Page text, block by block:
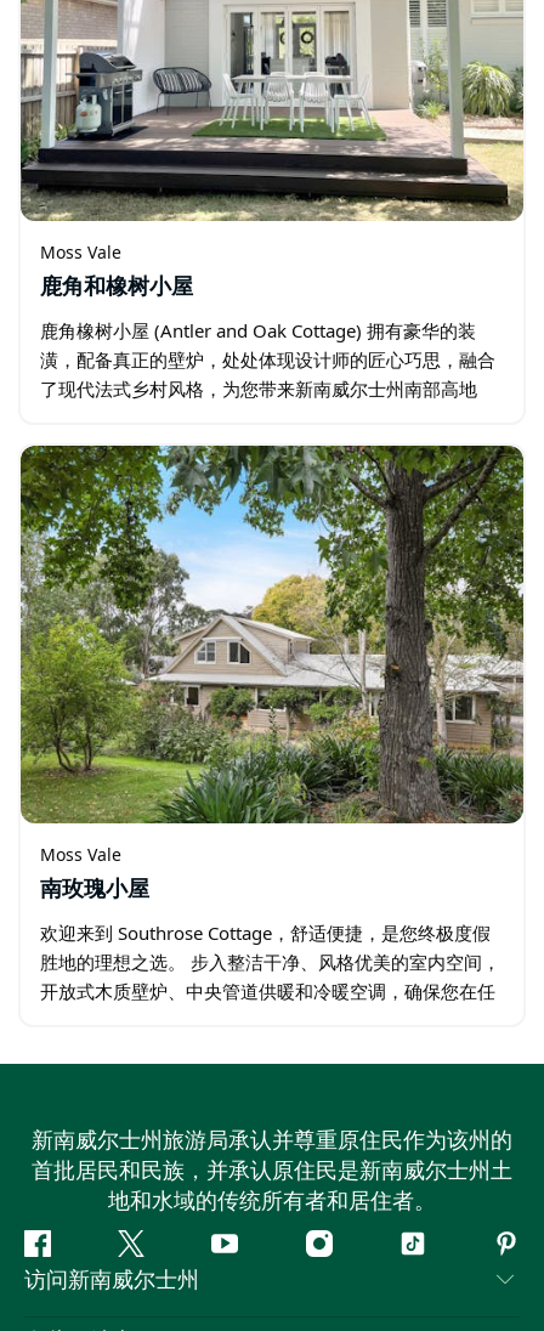
Moss Vale
鹿角和橡树小屋
鹿角橡树小屋 (Antler and Oak Cottage) 拥有豪华的装
潢，配备真正的壁炉，处处体现设计师的匠心巧思，融合
了现代法式乡村风格，为您带来新南威尔士州南部高地
Moss Vale
南玫瑰小屋
欢迎来到 Southrose Cottage，舒适便捷，是您终极度假
胜地的理想之选。 步入整洁干净、风格优美的室内空间，
开放式木质壁炉、中央管道供暖和冷暖空调，确保您在任
新南威尔士州旅游局承认并尊重原住民作为该州的
首批居民和民族，并承认原住民是新南威尔士州土
地和水域的传统所有者和居住者。
Facebook叽
叽
YouTube Instagram抖
访问新南威尔士州